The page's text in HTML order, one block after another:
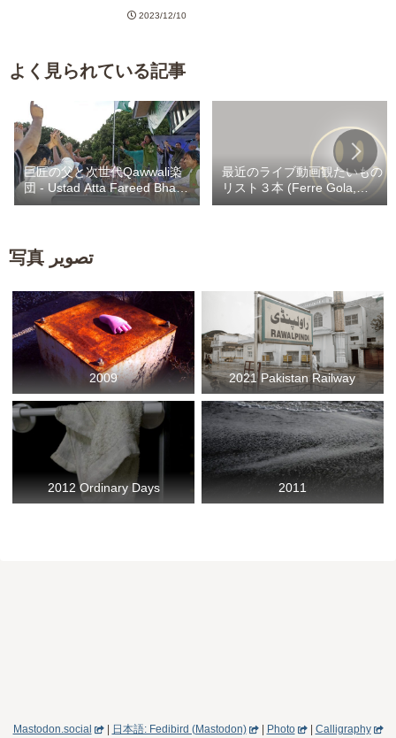
っ向反しますが、今年は踏んだり
くことで供養しようかと思...
2023/12/10
よく見られている記事
巨匠の父と次世代Qawwali楽
団 - Ustad Atta Fareed Bhag /
Kaley Khan Bhag
最近のライブ動画観たいもの
リスト３本 (Ferre Gola,
Heritier Watanabe,
写真 تصویر
2009 2021 Pakistan Railway
2012 Ordinary Days 2011
Mastodon.social | 日本語: Fedibird (Mastodon) | Photo | Calligraphy